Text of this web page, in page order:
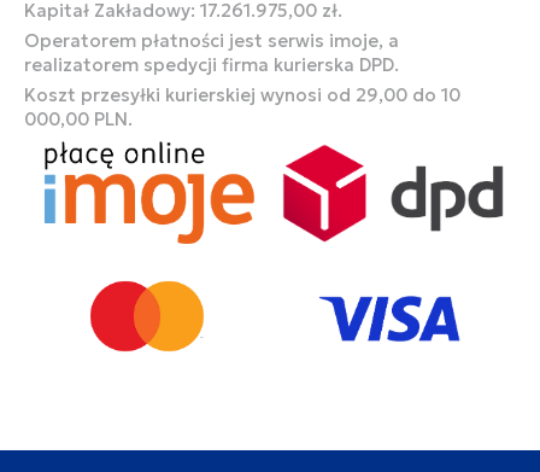
Kapitał Zakładowy: 17.261.975,00 zł.
Operatorem płatności jest serwis imoje, a
realizatorem spedycji firma kurierska DPD.
Koszt przesyłki kurierskiej wynosi od 29,00 do 10
000,00 PLN.